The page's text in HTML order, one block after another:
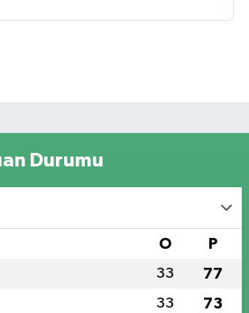
Durumu
O P
33 77
33 73